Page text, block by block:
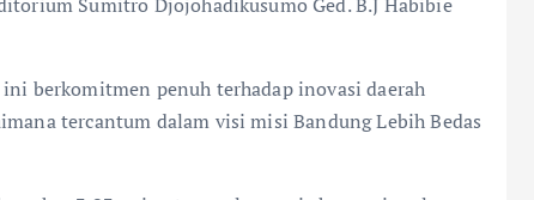
berkomitmen penuh terhadap inovasi daerah
tercantum dalam visi misi Bandung Lebih Bedas